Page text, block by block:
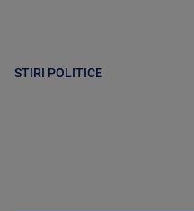
STIRI POLITICE